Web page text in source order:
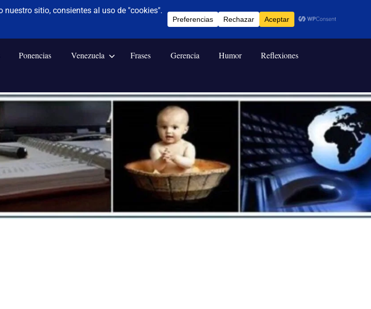
Ponencias Venezuela Frases Gerencia Humor Reflexiones